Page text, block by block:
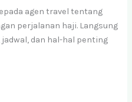
agen travel tentang
perjalanan haji. Langsung
dan hal-hal penting